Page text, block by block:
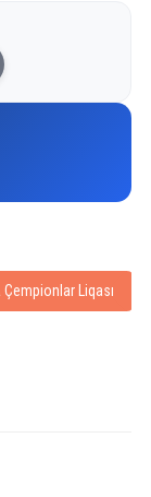
Çempionlar Liqası